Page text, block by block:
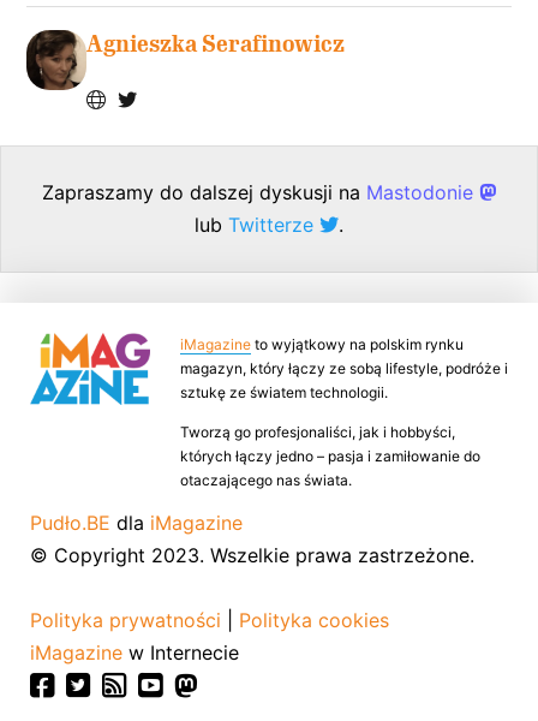
Agnieszka Serafinowicz
Zapraszamy do dalszej dyskusji na Mastodonie
lub Twitterze .
iMagazine to wyjątkowy na polskim rynku
magazyn, który łączy ze sobą lifestyle, podróże i
sztukę ze światem technologii.
Tworzą go profesjonaliści, jak i hobbyści,
których łączy jedno – pasja i zamiłowanie do
otaczającego nas świata.
Pudło.BE dla iMagazine
© Copyright 2023. Wszelkie prawa zastrzeżone.
Polityka prywatności
Polityka cookies
iMagazine w Internecie